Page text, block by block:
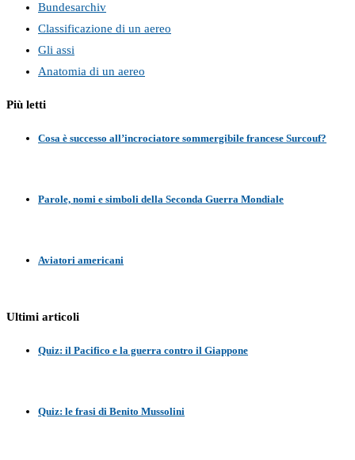
Bundesarchiv
Classificazione di un aereo
Gli assi
Anatomia di un aereo
Più letti
Cosa è successo all’incrociatore sommergibile francese Surcouf?
Parole, nomi e simboli della Seconda Guerra Mondiale
Aviatori americani
Ultimi articoli
Quiz: il Pacifico e la guerra contro il Giappone
Quiz: le frasi di Benito Mussolini